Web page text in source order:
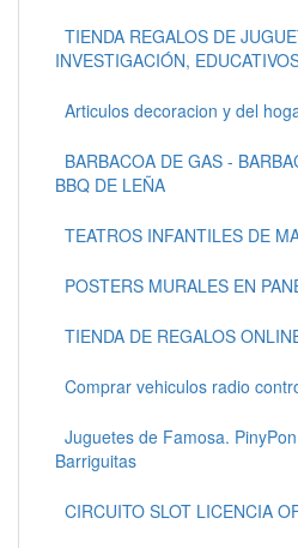
TIENDA REGALOS DE
INVESTIGACIÓN,
Articulos decoracion y del
BARBACOA DE GAS -
BBQ DE LEÑA
TEATROS INFANTILES DE
POSTERS MURALES EN
TIENDA DE REGALOS
Comprar vehiculos radio
Juguetes de Famosa.
Barriguitas
CIRCUITO SLOT LICENCIA